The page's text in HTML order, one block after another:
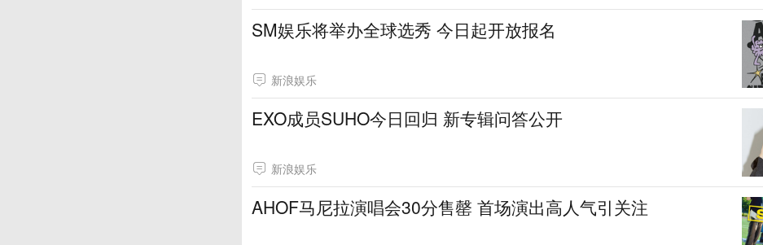
SM娱乐将举办全球选秀 今日起开放报名
新浪娱乐
EXO成员SUHO今日回归 新专辑问答公开
新浪娱乐
AHOF马尼拉演唱会30分售罄 首场演出高人气引关注